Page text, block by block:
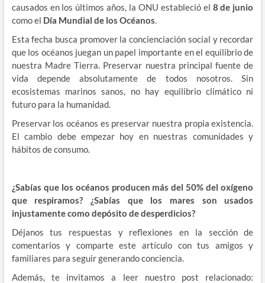
causados en los últimos años, la ONU estableció el 8 de junio
como el Día Mundial de los Océanos.
Esta fecha busca promover la concienciación social y recordar
que los océanos juegan un papel importante en el equilibrio de
nuestra Madre Tierra. Preservar nuestra principal fuente de
vida depende absolutamente de todos nosotros. Sin
ecosistemas marinos sanos, no hay equilibrio climático ni
futuro para la humanidad.
Preservar los océanos es preservar nuestra propia existencia.
El cambio debe empezar hoy en nuestras comunidades y
hábitos de consumo.
¿Sabías que los océanos producen más del 50% del oxígeno
que respiramos? ¿Sabías que los mares son usados
injustamente como depósito de desperdicios?
Déjanos tus respuestas y reflexiones en la sección de
comentarios y comparte este artículo con tus amigos y
familiares para seguir generando conciencia.
Además, te invitamos a leer nuestro post relacionado: